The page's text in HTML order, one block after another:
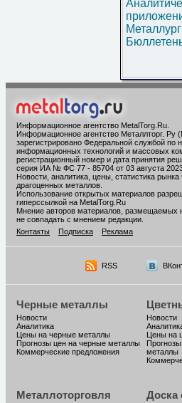
Информационное агентство MetalTorg.Ru
Информационное агентство Металлторг. Ру
зарегистрировано Федеральной службой по
информационных технологий и массовых
регистрационный номер и дата принятия
серия ИА № ФС 77 - 85704 от 03 августа 2023
Новости, аналитика, цены, статистика
драгоценных металлов.
Использование открытых материалов
гиперссылкой на MetalTorg.Ru
Мнение авторов материалов, размещаемых
не совпадать с мнением редакции.
Контакты
Подписка Реклама
RSS
Черные металлы
Новости
Аналитика
Цены на черные металлы
Прогнозы цен на черные металлы
Коммерческие предложения
Новости
Цены на
металлы
Металлоторговля Доска